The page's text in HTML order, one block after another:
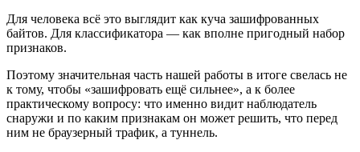
Для человека всё это выглядит как куча зашифрованных
байтов. Для классификатора — как вполне пригодный набор
признаков.
Поэтому значительная часть нашей работы в итоге свелась не
к тому, чтобы «зашифровать ещё сильнее», а к более
практическому вопросу: что именно видит наблюдатель
снаружи и по каким признакам он может решить, что перед
ним не браузерный трафик, а туннель.